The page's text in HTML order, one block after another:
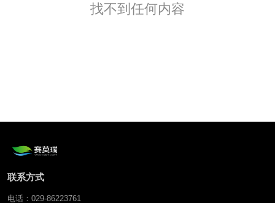
找不到任何内容
联系方式
电话：029-86223761